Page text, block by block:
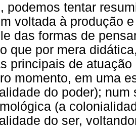
podemos tentar
voltada à produção
das formas de
que por mera
principais de
momento, em uma
do poder);
(a
do ser,